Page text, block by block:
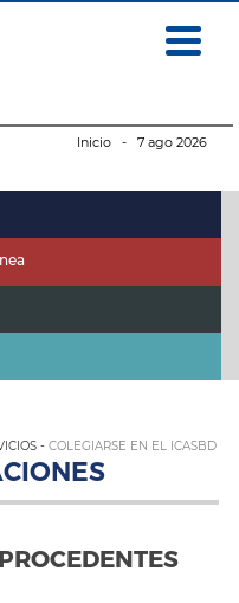
Inicio- 7 ago 2026
- COLEGIARSE EN EL ICASBD